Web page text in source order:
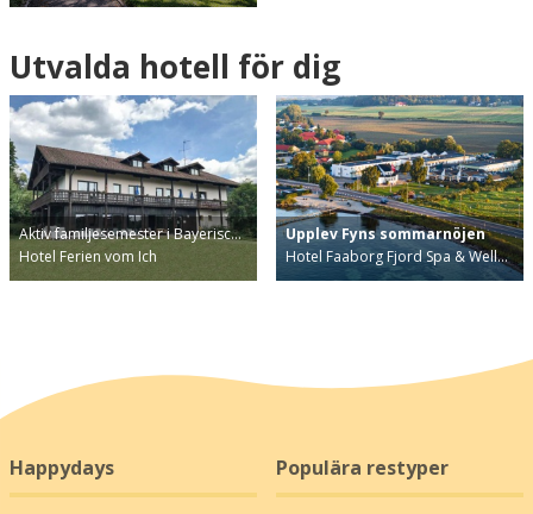
Utvalda hotell för dig
Aktiv familjesemester i Bayerisc…
Hotel Ferien vom Ich
Upplev Fyns sommarnöjen
Hotel Faaborg Fjord Spa & Well…
Happydays Populära restyper